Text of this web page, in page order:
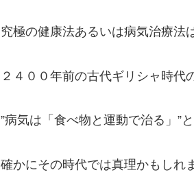
究極の健康法あるいは病気治療法
２４００年前の古代ギリシャ時代
”病気は「食べ物と運動で治る」”
確かにその時代では真理かもしれ